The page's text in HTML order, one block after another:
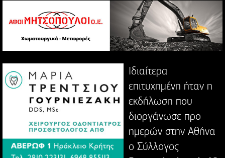
Ιδιαίτερα
επιτυχημένη ήταν η
εκδήλωση που
διοργάνωσε προ
ημερών στην Αθήνα
ο Σύλλογος